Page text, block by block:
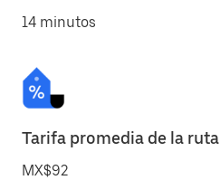
14 minutos
Tarifa promedia de la ruta
MX$92